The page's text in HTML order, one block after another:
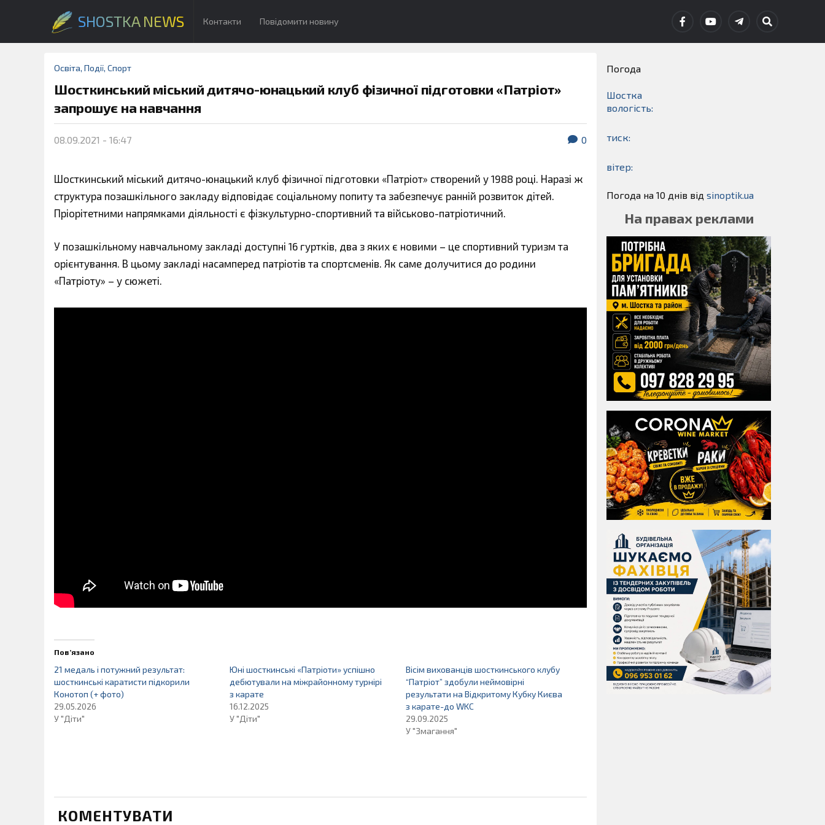
SHOSTKA NEWS Контакти Повідомити новину
Освіта, Події, Спорт
Шосткинський міський дитячо-юнацький клуб фізичної підготовки «Патріот»
запрошує на навчання
08.09.2021 - 16:47 0
Шосткинський міський дитячо-юнацький клуб фізичної підготовки «Патріот» створений у 1988 році. Наразі ж
структура позашкільного закладу відповідає соціальному попиту та забезпечує ранній розвиток дітей.
Пріорітетними напрямками діяльності є фізкультурно-спортивний та військово-патріотичний.
У позашкільному навчальному закладі доступні 16 гуртків, два з яких є новими – це спортивний туризм та
орієнтування. В цьому закладі насамперед патріотів та спортсменів. Як саме долучитися до родини
«Патріоту» – у сюжеті.
Пов’язано
21 медаль і потужний результат:
шосткинські каратисти підкорили
Конотоп (+ фото)
29.05.2026
У "Діти"
Юні шосткинські «Патріоти» успішно
дебютували на міжрайонному турнірі
з карате
16.12.2025
У "Діти"
Вісім вихованців шосткинського клубу
“Патріот” здобули неймовірні
результати на Відкритому Кубку Києва
з карате-до WKC
29.09.2025
У "Змагання"
КОМЕНТУВАТИ
Погода
Шостка
вологість:
тиск:
вітер:
Погода на 10 днів від sinoptik.ua
На правах реклами